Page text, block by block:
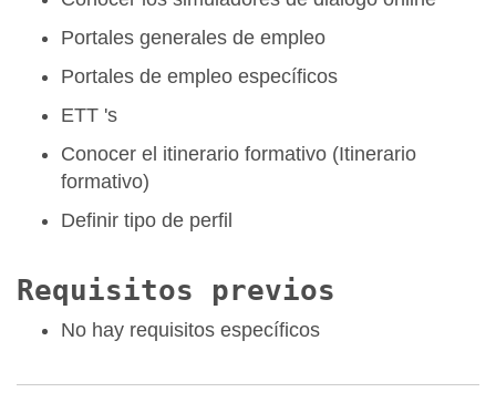
Portales generales de empleo
Portales de empleo específicos
ETT 's
Conocer el itinerario formativo (Itinerario
formativo)
Definir tipo de perfil
Requisitos previos
No hay requisitos específicos